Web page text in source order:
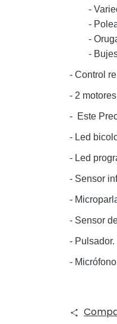
-
-
-
-
- Control
- 2 motores
- Este
- Led
- Led
- Sensor
-
- Sensor
- Pulsador.
- Micrófono